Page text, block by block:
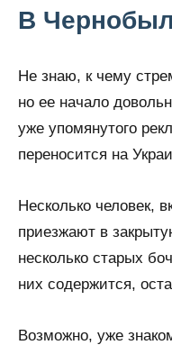
В
Не знаю, к чему
но ее начало
уже упомянутого
переносится на
Несколько человек,
приезжают в
несколько старых
них содержится,
Возможно, уже